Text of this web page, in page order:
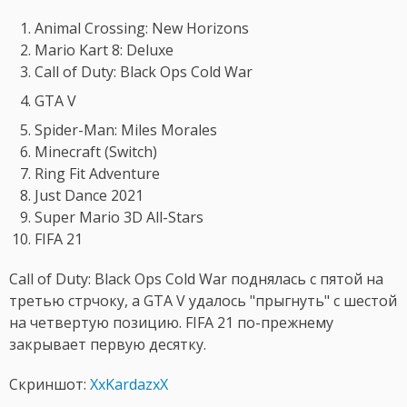
Animal Crossing: New Horizons
Mario Kart 8: Deluxe
Call of Duty: Black Ops Cold War
GTA V
Spider-Man: Miles Morales
Minecraft (Switch)
Ring Fit Adventure
Just Dance 2021
Super Mario 3D All-Stars
FIFA 21
Call of Duty: Black Ops Cold War поднялась с пятой на
третью стрчоку, а GTA V удалось "прыгнуть" с шестой
на четвертую позицию. FIFA 21 по-прежнему
закрывает первую десятку.
Скриншот: XxKardazxX